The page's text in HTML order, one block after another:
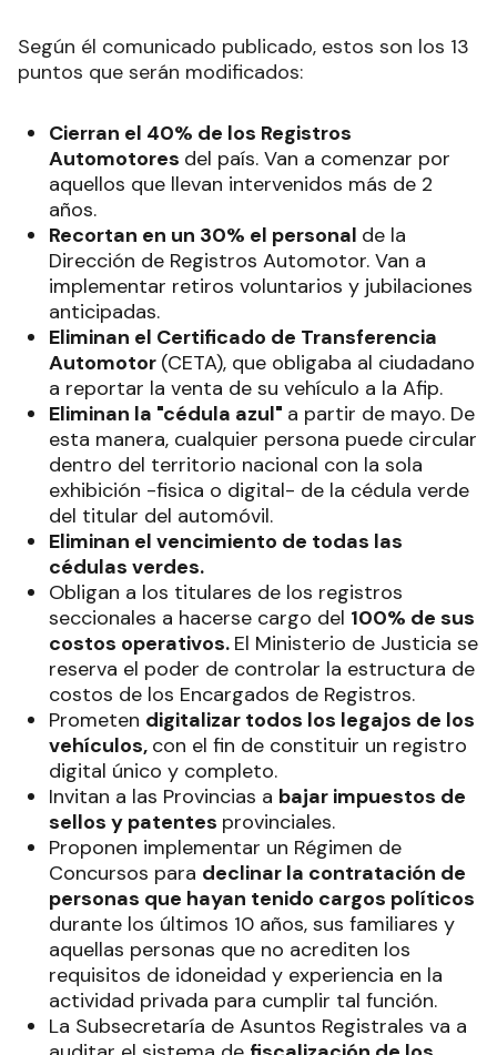
Según él comunicado publicado, estos son los 13
puntos que serán modificados:
Cierran el 40% de los Registros
Automotores del país. Van a comenzar por
aquellos que llevan intervenidos más de 2
años.
Recortan en un 30% el personal de la
Dirección de Registros Automotor. Van a
implementar retiros voluntarios y jubilaciones
anticipadas.
Eliminan el Certificado de Transferencia
Automotor (CETA), que obligaba al ciudadano
a reportar la venta de su vehículo a la Afip.
Eliminan la "cédula azul" a partir de mayo. De
esta manera, cualquier persona puede circular
dentro del territorio nacional con la sola
exhibición -fisica o digital- de la cédula verde
del titular del automóvil.
Eliminan el vencimiento de todas las
cédulas verdes.
Obligan a los titulares de los registros
seccionales a hacerse cargo del 100% de sus
costos operativos. El Ministerio de Justicia se
reserva el poder de controlar la estructura de
costos de los Encargados de Registros.
Prometen digitalizar todos los legajos de los
vehículos, con el fin de constituir un registro
digital único y completo.
Invitan a las Provincias a bajar impuestos de
sellos y patentes provinciales.
Proponen implementar un Régimen de
Concursos para declinar la contratación de
personas que hayan tenido cargos políticos
durante los últimos 10 años, sus familiares y
aquellas personas que no acrediten los
requisitos de idoneidad y experiencia en la
actividad privada para cumplir tal función.
La Subsecretaría de Asuntos Registrales va a